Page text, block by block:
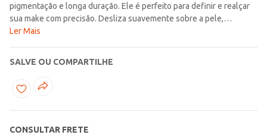
pigmentação e longa duração. Ele é perfeito para definir e realçar
sua make com precisão. Desliza suavemente sobre a pele,
proporcionando um traço uniforme e confortável, sem borrar ou
impecável. Aquele produto que não pode faltar na sua
necessaire!\n\n-Sem ingredientes de origem animal\n-
Oftalmologicamente testado;\n-Dermatologicamente
Ler Mais
SALVE OU COMPARTILHE
CONSULTAR FRETE